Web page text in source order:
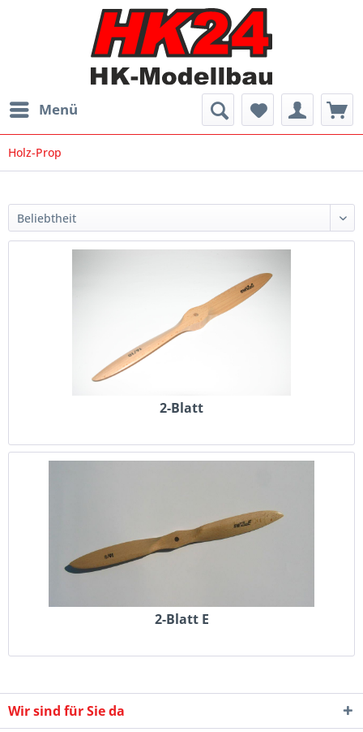
Menü
Holz-Prop
2-Blatt
2-Blatt E
Wir sind für Sie da